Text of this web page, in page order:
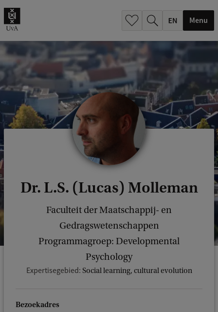
Menu
Dr. L.S. (Lucas) Molleman
Faculteit der Maatschappij- en
Gedragswetenschappen
Programmagroep: Developmental
Psychology
Expertisegebied: Social learning, cultural evolution
Bezoekadres